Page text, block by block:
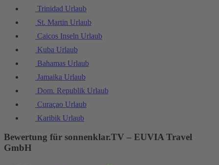
Trinidad Urlaub
St. Martin Urlaub
Caicos Inseln Urlaub
Kuba Urlaub
Bahamas Urlaub
Jamaika Urlaub
Dom. Republik Urlaub
Curaçao Urlaub
Karibik Urlaub
Bewertung für sonnenklar.TV – EUVIA Travel
GmbH